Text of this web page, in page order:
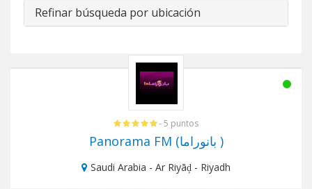
Refinar búsqueda por ubicación
- 5 puntos
Panorama FM (بانوراما )
Saudi Arabia - Ar Riyāḑ - Riyadh